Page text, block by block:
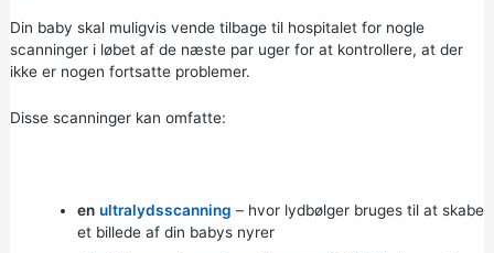
Din baby skal muligvis vende tilbage til hospitalet for nogle
scanninger i løbet af de næste par uger for at kontrollere, at der
ikke er nogen fortsatte problemer.
Disse scanninger kan omfatte:
en ultralydsscanning – hvor lydbølger bruges til at skabe
et billede af din babys nyrer